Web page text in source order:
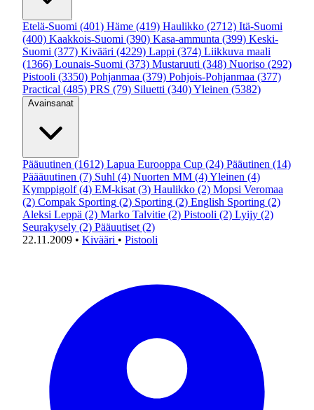
Etelä-Suomi (401) Häme (419) Haulikko (2712) Itä-Suomi
(400) Kaakkois-Suomi (390) Kasa-ammunta (399) Keski-
Suomi (377) Kivääri (4229) Lappi (374) Liikkuva maali
(1366) Lounais-Suomi (373) Mustaruuti (348) Nuoriso (292)
Pistooli (3350) Pohjanmaa (379) Pohjois-Pohjanmaa (377)
Practical (485) PRS (79) Siluetti (340)Yleinen (5382)
Avainsanat
Pääuutinen (1612) Lapua Eurooppa Cup (24) Pääutinen (14)
Päääuutinen (7) Suhl (4) Nuorten MM (4)Yleinen (4)
Kymppigolf (4) EM-kisat (3) Haulikko (2) Mopsi Veromaa
(2) Compak Sporting (2) Sporting (2) English Sporting (2)
Aleksi Leppä (2) Marko Talvitie (2) Pistooli (2) Lyijy (2)
Seurakysely (2) Pääuutiset (2)
22.11.2009 • Kivääri • Pistooli